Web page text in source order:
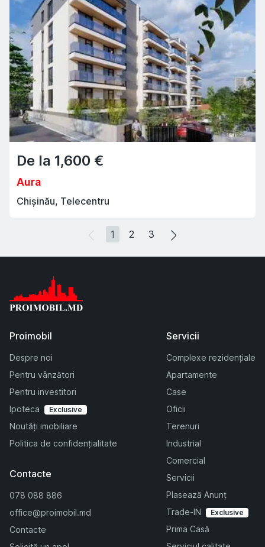
De la 1,600 €
Aura
Chișinău, Telecentru
1 2 3
Proimobil
Despre noi
Pentru vânzători
Pentru investitori
Ipoteca
Exclusive
Noutăți imobiliare
Politica de confidențialitate
Servicii
Complexe rezidențiale
Apartamente
Case
Oficii
Terenuri
Industrial
Comercial
Servicii
Plasează Anunț
Trade-IN
Exclusive
Prima Casă
Contacte
078 088 886
office@proimobil.md
Contacte